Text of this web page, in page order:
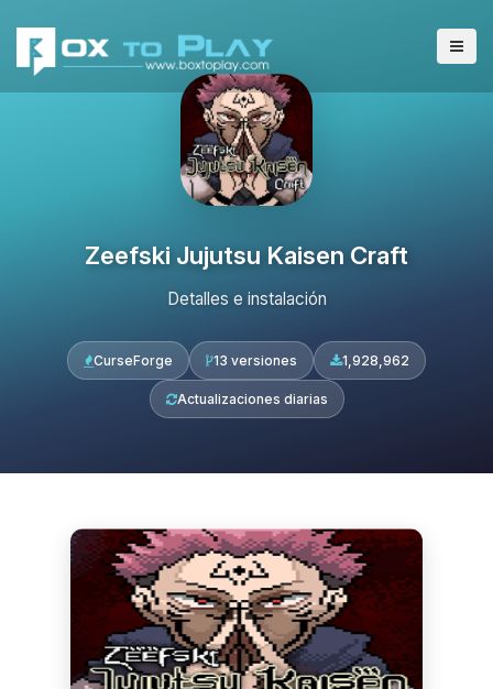
Zeefski Jujutsu Kaisen Craft
Detalles e instalación
CurseForge 13 versiones 1,928,962
Actualizaciones diarias